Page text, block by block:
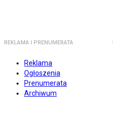
REKLAMA I PRENUMERATA
Reklama
Ogłoszenia
Prenumerata
Archiwum